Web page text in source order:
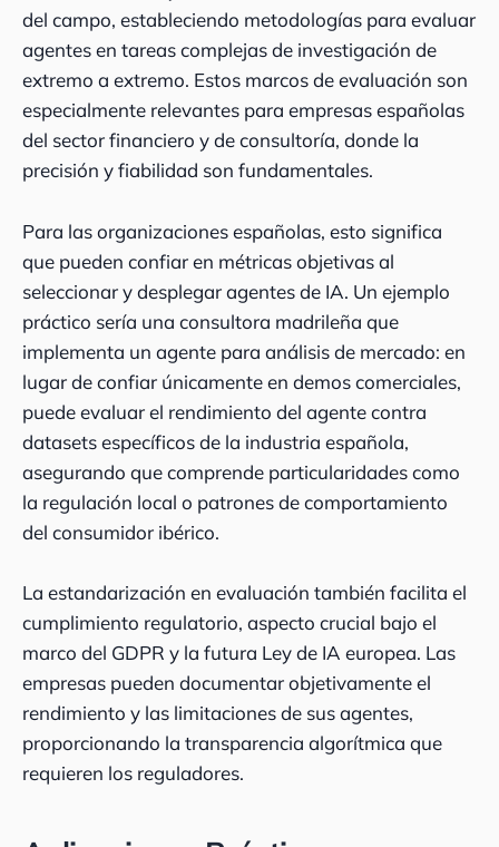
del campo, estableciendo metodologías para evaluar
agentes en tareas complejas de investigación de
extremo a extremo. Estos marcos de evaluación son
especialmente relevantes para empresas españolas
del sector financiero y de consultoría, donde la
precisión y fiabilidad son fundamentales.
Para las organizaciones españolas, esto significa
que pueden confiar en métricas objetivas al
seleccionar y desplegar agentes de IA. Un ejemplo
práctico sería una consultora madrileña que
implementa un agente para análisis de mercado: en
lugar de confiar únicamente en demos comerciales,
puede evaluar el rendimiento del agente contra
datasets específicos de la industria española,
asegurando que comprende particularidades como
la regulación local o patrones de comportamiento
del consumidor ibérico.
La estandarización en evaluación también facilita el
cumplimiento regulatorio, aspecto crucial bajo el
marco del GDPR y la futura Ley de IA europea. Las
empresas pueden documentar objetivamente el
rendimiento y las limitaciones de sus agentes,
proporcionando la transparencia algorítmica que
requieren los reguladores.